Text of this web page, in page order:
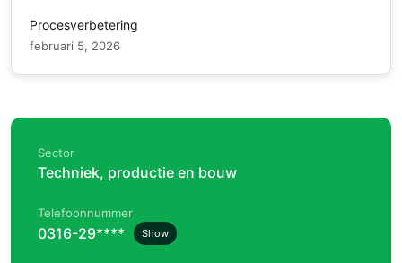
Procesverbetering
februari 5, 2026
Sector
Techniek, productie en bouw
Telefoonnummer
0316-29**** Show